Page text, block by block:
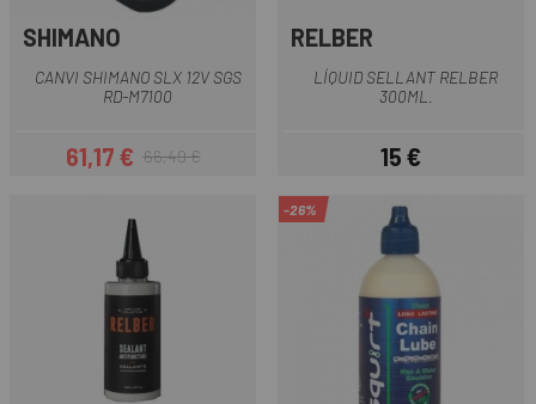
SHIMANO
CANVI SHIMANO SLX 12V SGS
RD-M7100
Preu
61,17 €Preu regular
66,49 €
RELBER
LÍQUID SELLANT RELBER
300ML.
Preu
15 €
-26%